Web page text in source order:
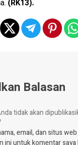
(RK13).
Balasan
tidak akan
email, dan situs
ini untuk komentar